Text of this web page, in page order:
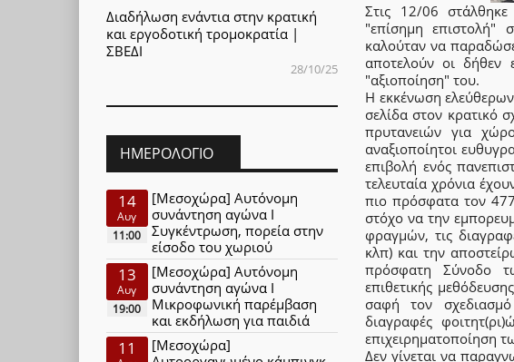
Στις 12/06
"επίσημη επιστολή"
καλούταν να
αποτελούν οι
"αξιοποίηση" του.
Η εκκένωση
σελίδα στον κρατικό
πρυτανειών για
αναξιοποίητοι
επιβολή ενός
τελευταία χρόνια
πιο πρόσφατα τον
στόχο να την
φραγμών, τις
κλπ) και την
πρόσφατη Σύνοδο
επιθετικής
σαφή τον
διαγραφές
επιχειρηματοποίηση
Δεν γίνεται να
Διαδήλωση ενάντια στην κρατική
και εργοδοτική τρομοκρατία |
ΣΒΕΔΙ
28/10/25
ΗΜΕΡΟΛΌΓΙΟ
14
Αυγ
11:00
[Μεσοχώρα] Αυτόνομη
συνάντηση αγώνα Ι
Συγκέντρωση, πορεία στην
είσοδο του χωριού
13
Αυγ
19:00
[Μεσοχώρα] Αυτόνομη
συνάντηση αγώνα Ι
Μικροφωνική παρέμβαση
και εκδήλωση για παιδιά
11
[Μεσοχώρα]